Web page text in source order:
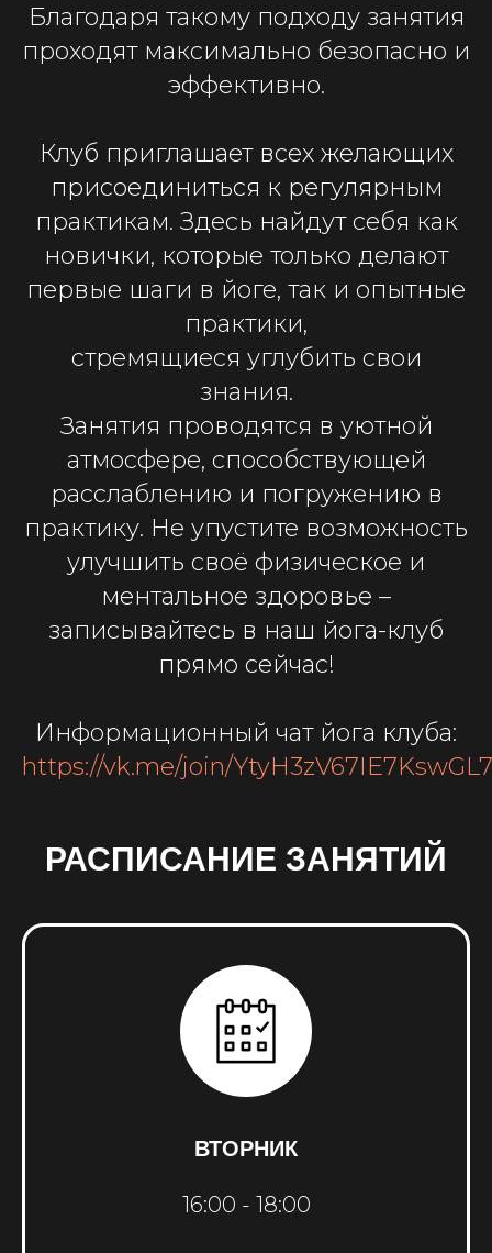
Благодаря такому подходу занятия
проходят максимально безопасно и
эффективно.
Клуб приглашает всех желающих
присоединиться к регулярным
практикам. Здесь найдут себя как
новички, которые только делают
первые шаги в йоге, так и опытные
практики,
стремящиеся углубить свои
знания.
Занятия проводятся в уютной
атмосфере, способствующей
расслаблению и погружению в
практику. Не упустите возможность
улучшить своё физическое и
ментальное здоровье –
записывайтесь в наш йога-клуб
прямо сейчас!
Информационный чат йога клуба:
https://vk.me/join/
РАСПИСАНИЕ ЗАНЯТИЙ
ВТОРНИК
16:00 - 18:00